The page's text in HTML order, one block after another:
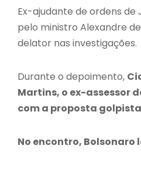
Ex-ajudante de ordens de
pelo ministro Alexandre
delator nas investigações.
Durante o depoimento,
Martins, o ex-assessor
com a proposta
No encontro,